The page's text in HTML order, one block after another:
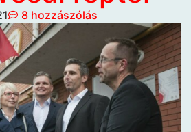
8 hozzászólás